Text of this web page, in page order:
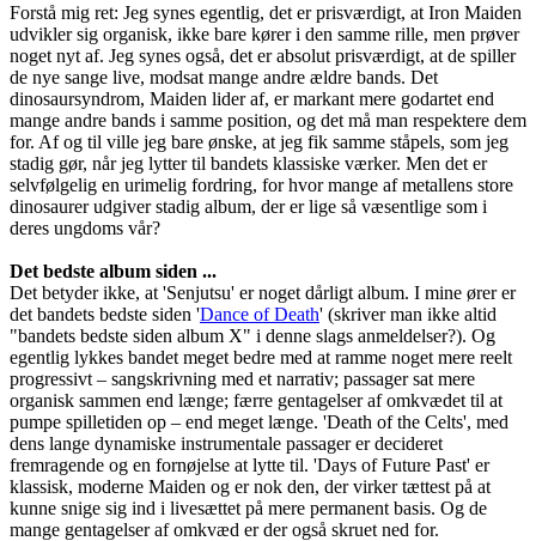
Forstå mig ret: Jeg synes egentlig, det er prisværdigt, at Iron Maiden
udvikler sig organisk, ikke bare kører i den samme rille, men prøver
noget nyt af. Jeg synes også, det er absolut prisværdigt, at de spiller
de nye sange live, modsat mange andre ældre bands. Det
dinosaursyndrom, Maiden lider af, er markant mere godartet end
mange andre bands i samme position, og det må man respektere dem
for. Af og til ville jeg bare ønske, at jeg fik samme ståpels, som jeg
stadig gør, når jeg lytter til bandets klassiske værker. Men det er
selvfølgelig en urimelig fordring, for hvor mange af metallens store
dinosaurer udgiver stadig album, der er lige så væsentlige som i
deres ungdoms vår?
Det bedste album siden ...
Det betyder ikke, at 'Senjutsu' er noget dårligt album. I mine ører er
det bandets bedste siden 'Dance of Death' (skriver man ikke altid
"bandets bedste siden album X" i denne slags anmeldelser?). Og
egentlig lykkes bandet meget bedre med at ramme noget mere reelt
progressivt – sangskrivning med et narrativ; passager sat mere
organisk sammen end længe; færre gentagelser af omkvædet til at
pumpe spilletiden op – end meget længe. 'Death of the Celts', med
dens lange dynamiske instrumentale passager er decideret
fremragende og en fornøjelse at lytte til. 'Days of Future Past' er
klassisk, moderne Maiden og er nok den, der virker tættest på at
kunne snige sig ind i livesættet på mere permanent basis. Og de
mange gentagelser af omkvæd er der også skruet ned for.